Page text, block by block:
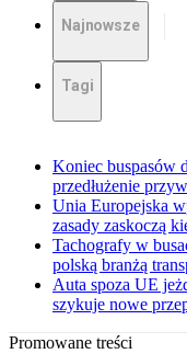
Najnowsze
Tagi
Koniec buspasów
przedłużenie
Unia Europejska
zasady zaskoczą
Tachografy w
polską branżą
Auta spoza UE
szykuje nowe
Promowane treści